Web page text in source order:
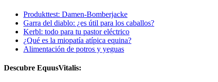
Produkttest: Damen-Bomberjacke
Garra del diablo: ¿es útil para los caballos?
Kerbl: todo para tu pastor eléctrico
¿Qué es la miopatía atípica equina?
Alimentación de potros y yeguas
Descubre EquusVitalis: